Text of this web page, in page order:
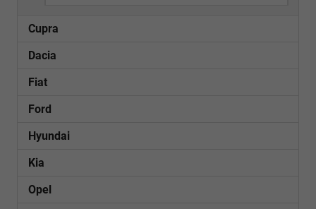
Cupra
Dacia
Fiat
Ford
Hyundai
Kia
Opel